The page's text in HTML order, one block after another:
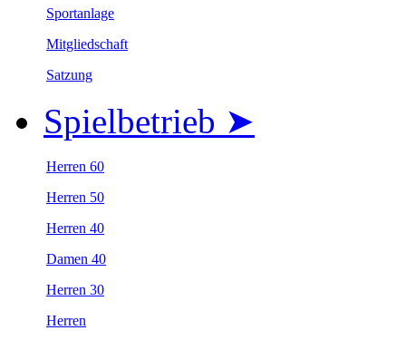
Sportanlage
Mitgliedschaft
Satzung
Spielbetrieb ➤
Herren 60
Herren 50
Herren 40
Damen 40
Herren 30
Herren